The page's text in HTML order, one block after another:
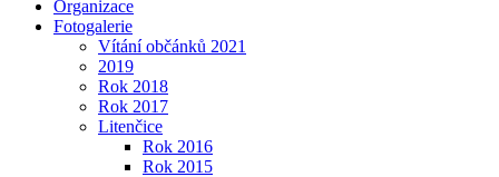
Organizace
Fotogalerie
Vítání občánků 2021
2019
Rok 2018
Rok 2017
Litenčice
Rok 2016
Rok 2015